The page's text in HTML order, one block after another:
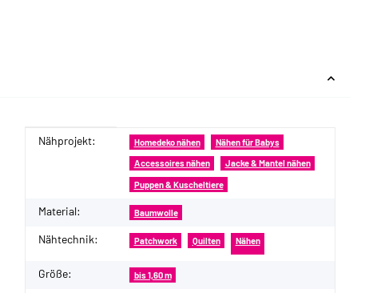
Produkteigenschaft
Wert
Nähprojekt: Homedeko nähen Nähen für Babys
Accessoires nähen Jacke & Mantel nähen
Puppen & Kuscheltiere
Material: Baumwolle
Nähtechnik: Patchwork Quilten Nähen
Größe: bis 1,60 m